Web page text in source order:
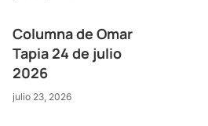
Columna de Omar
Tapia 24 de julio
2026
julio 23, 2026